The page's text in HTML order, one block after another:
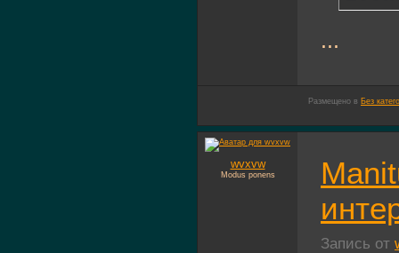
...
Размещено в Без
wvxvw
Modus ponens
Запись от